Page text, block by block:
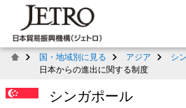
国・地域別に見る アジア
シ
日本からの進出に関する制度
シンガポール